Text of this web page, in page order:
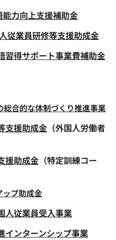
力向上支援補助金
従業員研修等支援助成金
習得サポート事業費補助金
合的な体制づくり推進事業
支援助成金 （外国人労働者
援助成金 （特定訓練コー
ップ助成金
人従業員受入事業
インターンシップ事業